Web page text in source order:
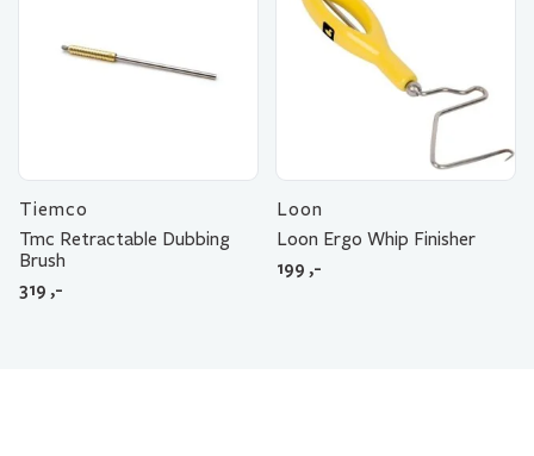
Tiemco
Tmc Retractable Dubbing
Brush
319 ,-
Loon
Loon Ergo Whip Finisher
199 ,-